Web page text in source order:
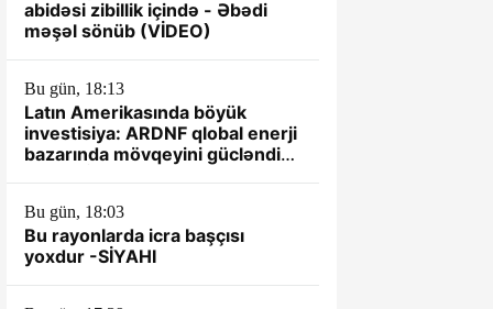
abidəsi zibillik içində - Əbədi
məşəl sönüb (VİDEO)
Bu gün, 18:13
Latın Amerikasında böyük
investisiya: ARDNF qlobal enerji
bazarında mövqeyini gücləndirir
Bu gün, 18:03
Bu rayonlarda icra başçısı
yoxdur -SİYAHI